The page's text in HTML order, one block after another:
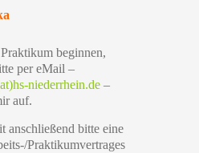
beginnen,
per eMail –
niederrhein.de–
auf.
anschließend bitte eine
Praktikumvertrages